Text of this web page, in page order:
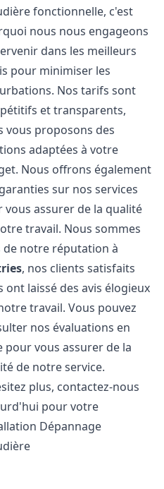
fonctionnelle, c'est
nous nous engageons
dans les meilleurs
pour minimiser les
Nos tarifs sont
et transparents,
vous proposons des
adaptées à votre
Nous offrons également
sur nos services
vous assurer de la qualité
travail. Nous sommes
de notre réputation à
, nos clients satisfaits
ont laissé des avis élogieux
travail. Vous pouvez
nos évaluations en
pour vous assurer de la
de notre service.
plus, contactez-nous
pour votre
Dépannage